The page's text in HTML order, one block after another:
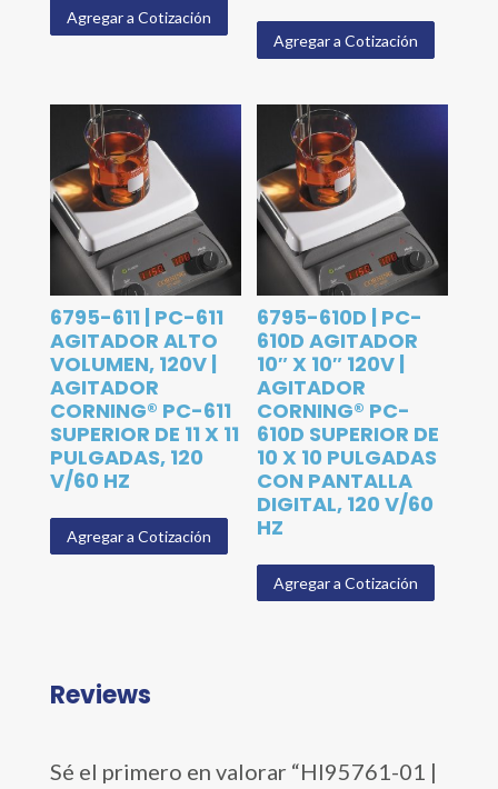
Agregar a Cotización
Agregar a Cotización
6795-611 | PC-611
AGITADOR ALTO
VOLUMEN, 120V |
AGITADOR
CORNING® PC-611
SUPERIOR DE 11 X 11
PULGADAS, 120
V/60 HZ
Agregar a Cotización
6795-610D | PC-
610D AGITADOR
10″ X 10″ 120V |
AGITADOR
CORNING® PC-
610D SUPERIOR DE
10 X 10 PULGADAS
CON PANTALLA
DIGITAL, 120 V/60
HZ
Agregar a Cotización
Reviews
Sé el primero en valorar “HI95761-01 |